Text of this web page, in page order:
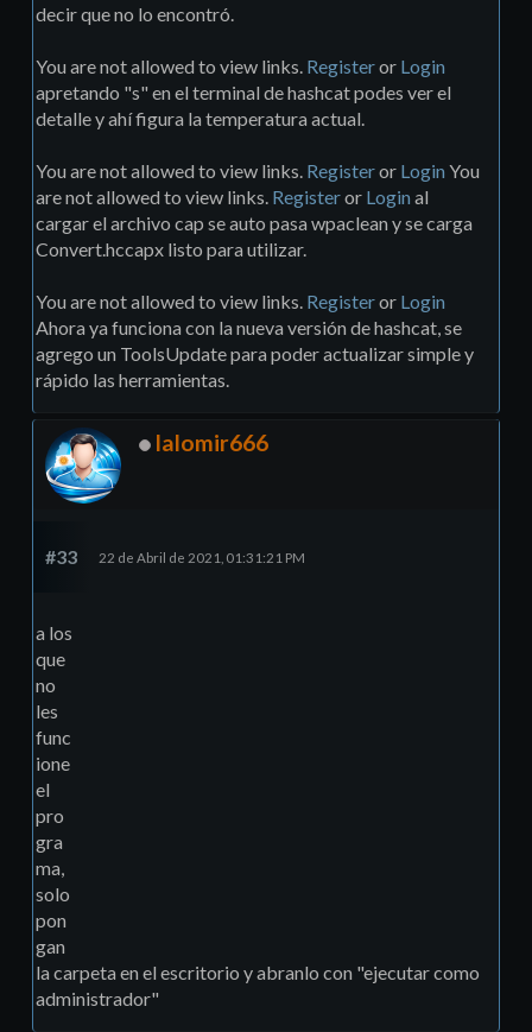
decir que no lo encontró.
You are not allowed to view links. Registeror Login
apretando "s" en el terminal de hashcat podes ver el
detalle y ahí figura la temperatura actual.
You are not allowed to view links. Registeror Login You
are not allowed to view links. Registeror Login al
cargar el archivo cap se auto pasa wpaclean y se carga
Convert.hccapx listo para utilizar.
You are not allowed to view links. Registeror Login
Ahora ya funciona con la nueva versión de hashcat, se
agrego un ToolsUpdate para poder actualizar simple y
rápido las herramientas.
lalomir666
#33 22 de Abril de 2021, 01:31:21 PM
a los
que
no
les
func
ione
el
pro
gra
ma,
solo
pon
gan
la carpeta en el escritorio y abranlo con "ejecutar como
administrador"